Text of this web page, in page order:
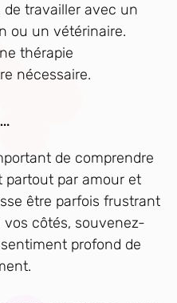
travailler avec un
ou un vétérinaire.
thérapie
nécessaire.
de comprendre
par amour et
être parfois frustrant
vos côtés, souvenez-
profond de